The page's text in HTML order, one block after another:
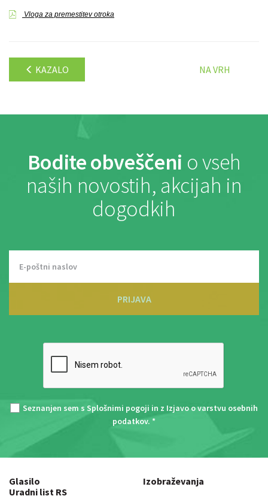
Vloga za premestitev otroka
KAZALO NA VRH
Bodite obveščeni o vseh
naših novostih, akcijah in
dogodkih
PRIJAVA
Seznanjen sem s Splošnimi pogoji in z Izjavo o varstvu osebnih
podatkov. *
Glasilo
Uradni list RS
Izobraževanja